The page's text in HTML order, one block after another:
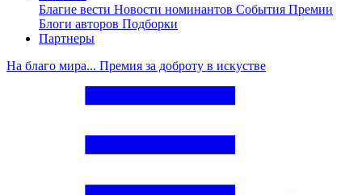
Благие вести Новости номинантов События Премии
Блоги авторов Подборки
Партнеры
На благо мира... Премия за доброту в искустве